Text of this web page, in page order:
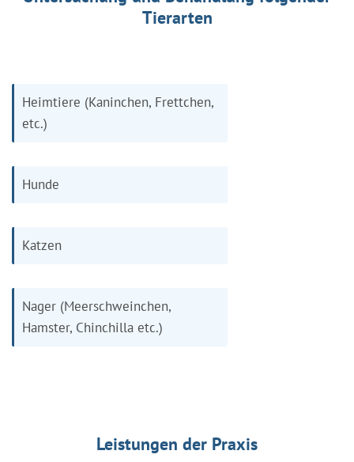
Tierarten
Heimtiere (Kaninchen, Frettchen,
etc.)
Hunde
Katzen
Nager (Meerschweinchen,
Hamster, Chinchilla etc.)
Leistungen der Praxis